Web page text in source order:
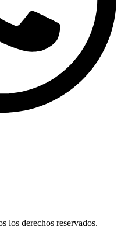
los derechos reservados.